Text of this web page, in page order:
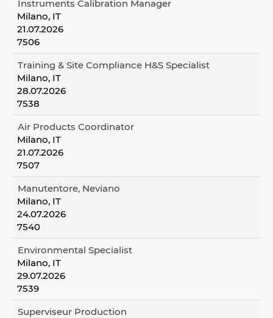
Instruments Calibration Manager
Milano, IT
21.07.2026
7506
Training & Site Compliance H&S Specialist
Milano, IT
28.07.2026
7538
Air Products Coordinator
Milano, IT
21.07.2026
7507
Manutentore, Neviano
Milano, IT
24.07.2026
7540
Environmental Specialist
Milano, IT
29.07.2026
7539
Superviseur Production